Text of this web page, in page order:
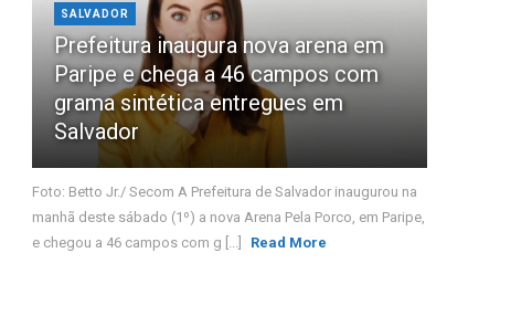
SALVADOR
Prefeitura inaugura nova arena em
Paripe e chega a 46 campos com
grama sintética entregues em
Salvador
Foto: Betto Jr./ Secom A Prefeitura de Salvador inaugurou na
manhã deste sábado (1º) a nova Arena Pela Porco, em Paripe,
e chegou a 46 campos com g [...]
Read More